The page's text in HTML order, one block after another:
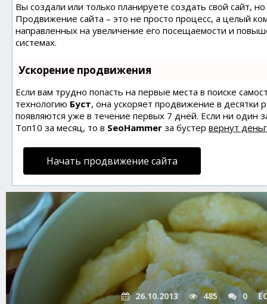
Вы создали или только планируете создать свой сайт,
Продвижение сайта – это не просто процесс, а целый
направленных на увеличение его посещаемости и
системах.
Ускорение продвижения
Если вам трудно попасть на первые места в поиске
технологию Буст, она ускоряет продвижение в десятки
появляются уже в течение первых 7 дней. Если ни один
Топ10 за месяц, то в SeoHammer за бустер вернут
Начать продвижение сайта
26.10.2013 485 0